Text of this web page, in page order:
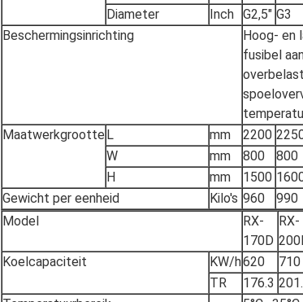
Diameter
Inch G2,5" G3
Beschermingsinrichting
Hoog- en
fusibel
Maatwerkgrootte L mm 2200
W
mm 800 800
H
mm 1500
Gewicht per eenheid
Kilo's 960 990
Model
RX-
170D
RX-
Koelcapaciteit
KW/h620 710
TR
176.3